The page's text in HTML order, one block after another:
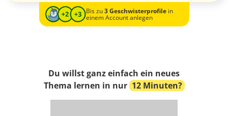
Bis zu3 Geschwisterprofilein
einem Account anlegen
Du willst ganz einfach ein neues
Thema lernen in nur 12 Minuten?